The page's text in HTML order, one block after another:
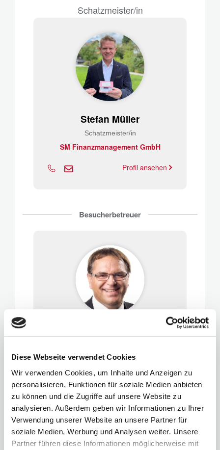
Diese Webseite verwendet Cookies
Wir verwenden Cookies, um Inhalte und Anzeigen zu
personalisieren, Funktionen für soziale Medien anbieten
zu können und die Zugriffe auf unsere Website zu
analysieren. Außerdem geben wir Informationen zu Ihrer
Verwendung unserer Website an unsere Partner für
soziale Medien, Werbung und Analysen weiter. Unsere
Partner führen diese Informationen möglicherweise mit
Schatzmeister/in
Stefan Müller
Schatzmeister/in
SM Finanzmanagement GmbH
Profil ansehen
Besucherbetreuer
Ergo Versicherung
Profil ansehen